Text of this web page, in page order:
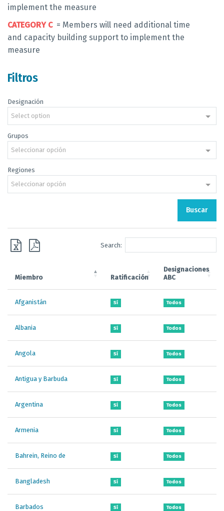
implement the measure
CATEGORY C= Members will need additional time
and capacity building support to implement the
measure
Filtros
Designación
Select option
Grupos
Seleccionar opción
Regiones
Seleccionar opción
Buscar
Search:
Miembro Ratificación
Designaciones
ABC
Afganistán Sí Todos
Albania Sí Todos
Angola Sí Todos
Antigua y Barbuda Sí Todos
Argentina Sí Todos
Armenia Sí Todos
Bahrein, Reino de Sí Todos
Bangladesh Sí Todos
Barbados Sí Todos